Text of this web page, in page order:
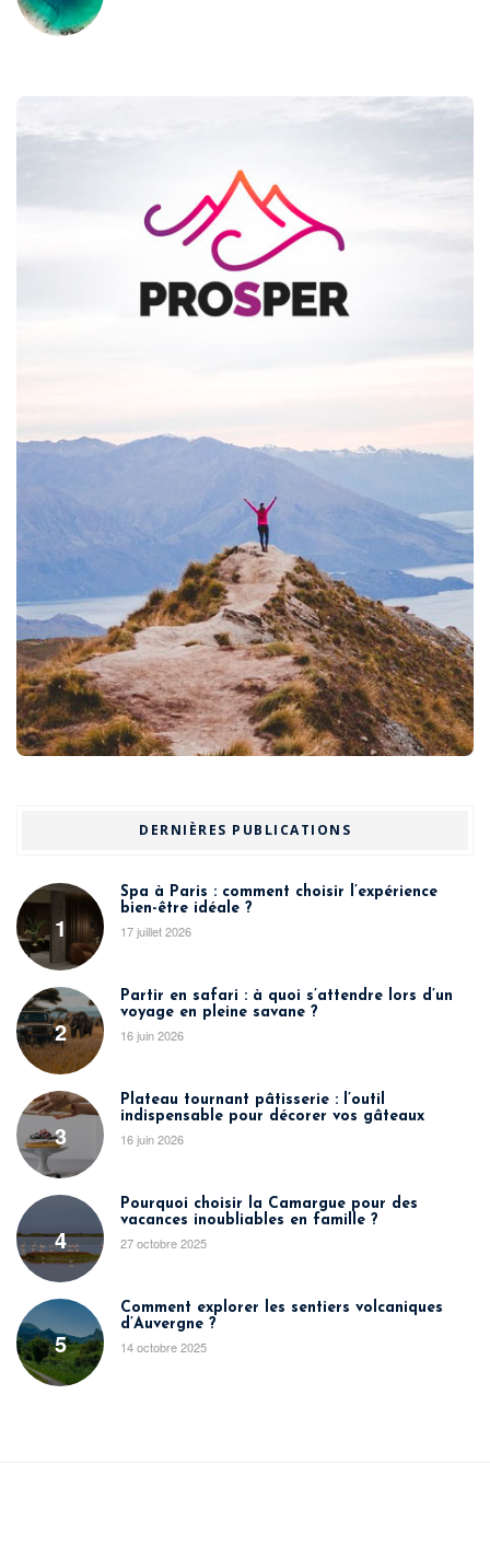
DERNIÈRES PUBLICATIONS
1
Spa à Paris : comment choisir l’expérience
bien-être idéale ?
17 juillet 2026
2
Partir en safari : à quoi s’attendre lors d’un
voyage en pleine savane ?
16 juin 2026
3
Plateau tournant pâtisserie : l’outil
indispensable pour décorer vos gâteaux
16 juin 2026
4
Pourquoi choisir la Camargue pour des
vacances inoubliables en famille ?
27 octobre 2025
5
Comment explorer les sentiers volcaniques
d’Auvergne ?
14 octobre 2025